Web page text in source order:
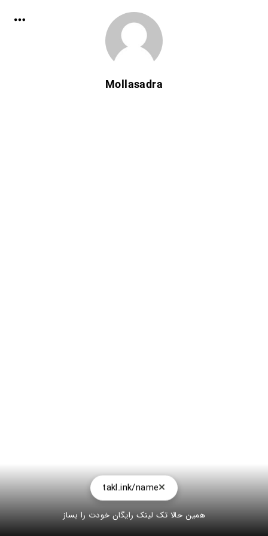
Mollasadra
takl.ink/name
همین حالا تک لینک رایگان خودت را بساز